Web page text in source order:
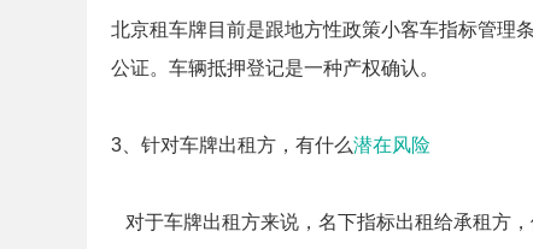
北京租车牌目前是跟地方性政策小客车指标管理
公证。车辆抵押登记是一种产权确认。
3、针对车牌出租方，有什么潜在风险
对于车牌出租方来说，名下指标出租给承租方